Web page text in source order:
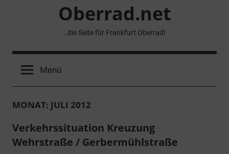
Oberrad.net
..die Seite für Frankfurt Oberrad!
Menü
MONAT: JULI 2012
Verkehrssituation Kreuzung
Wehrstraße / Gerbermühlstraße